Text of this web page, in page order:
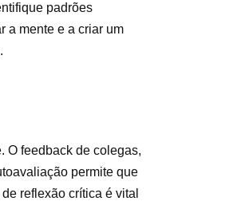
padrões
a mente e a criar um
O feedback de colegas,
permite que
reflexão crítica é vital